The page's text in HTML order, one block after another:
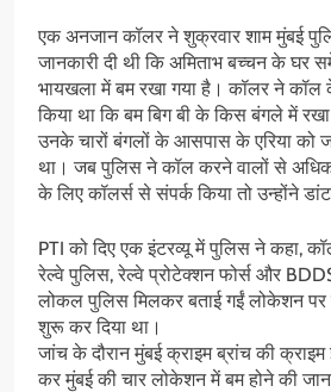
एक अनजान कॉलर ने शुक्रवार शाम मुंबई
जानकारी दी थी कि अमिताभ बच्चन के घर
भायखला में बम रखा गया है। कॉलर ने कॉल
किया था कि बम बिग बी के किस बंगले में
उनके चारों बंगलों के आसपास के एरिया को
था। जब पुलिस ने कॉल करने वालों से
के लिए कॉलर्स से संपर्क किया तो उन्होंने
PTI को दिए एक इंटरव्यू में पुलिस ने कहा,
रेल्वे पुलिस, रेल्वे प्रोटेक्शन फोर्स और
लोकल पुलिस मिलकर बताई गईं लोकेशन
शुरू कर दिया था।
जांच के दौरान मुंबई क्राइम ब्रांच की
कर मुंबई की चार लोकेशन में बम होने की